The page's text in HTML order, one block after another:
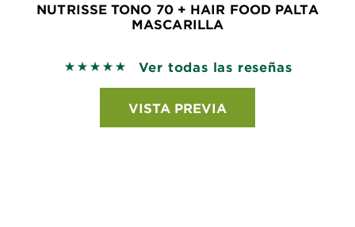
NUTRISSE TONO 70 + HAIR FOOD PALTA
MASCARILLA
5 out of 5 stars based on reviews
Ver todas las reseñas
VISTA PREVIA